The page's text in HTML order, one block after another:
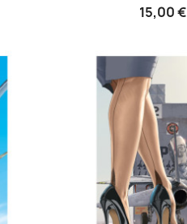
15,00 €